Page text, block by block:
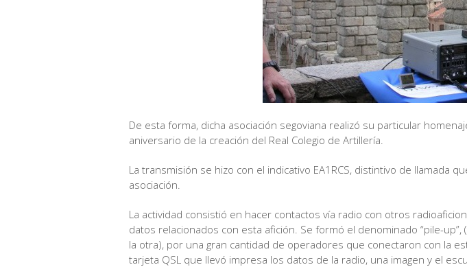
De esta forma, dicha asociación segoviana realizó su particular
aniversario de la creación del Real Colegio de Artillería.
La transmisión se hizo con el indicativo EA1RCS, distintivo de llamada
asociación.
La actividad consistió en hacer contactos vía radio con otros
datos relacionados con esta afición. Se formó el denominado “pile-
la otra), por una gran cantidad de operadores que conectaron con la
tarjeta QSL que llevó impresa los datos de la radio, una imagen y el